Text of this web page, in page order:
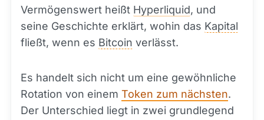
Vermögenswert heißt Hyperliquid, und
seine Geschichte erklärt, wohin das Kapital
fließt, wenn es Bitcoin verlässt.
Es handelt sich nicht um eine gewöhnliche
Rotation von einem Token zum nächsten.
Der Unterschied liegt in zwei grundlegend